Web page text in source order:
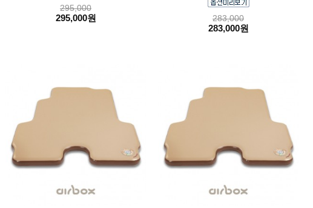
295,000
295,000원 283,000
283,000원